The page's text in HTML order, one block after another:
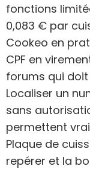
fonctions
0,083 € par
Cookeo en
CPF en
forums qui
Localiser un
sans
permettent
Plaque de
repérer et la